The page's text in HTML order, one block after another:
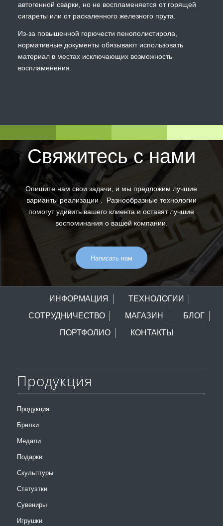
автогенной сварки, но не воспламеняется от горящей
сигареты или от раскаленного железного прута.
Из-за повышенной горючести пенополистирола,
нормативные документы обязывают использовать
материал в местах исключающих возможность
воспламенения.
Свяжитесь с нами
Опишите нам свои задачи, и мы предложим лучшие
варианты реализации . Разнообразные технологии
помогут удивить вашего клиента и оставят лучшие
воспоминания о вашей компании.
Написать нам
ИНФОРМАЦИЯ
ТЕХНОЛОГИИ
СОТРУДНИЧЕСТВО
МАГАЗИН
БЛОГ
ПОРТФОЛИО
КОНТАКТЫ
Продукция
Продукция
Брелки
Медали
Подарки
Скульптуры
Статуэтки
Сувениры
Игрушки